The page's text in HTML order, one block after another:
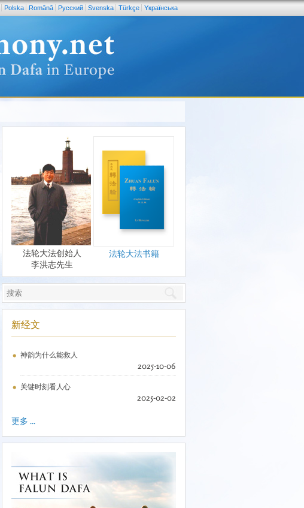
Polska Română Pусский Svenska Türkçe Yкраїнська
法轮大法创始人
李洪志先生
法轮大法书籍
新经文
神韵为什么能救人
2025-10-06
关键时刻看人心
2025-02-02
更多 ...